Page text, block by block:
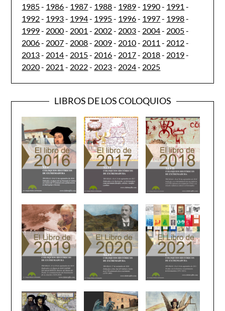
1985- 1986- 1987- 1988- 1989- 1990- 1991 -
1992- 1993- 1994- 1995- 1996- 1997- 1998-
1999- 2000- 2001 - 2002- 2003- 2004- 2005-
2006- 2007- 2008- 2009- 2010- 2011 - 2012-
2013- 2014- 2015- 2016- 2017- 2018- 2019-
2020- 2021 - 2022- 2023- 2024- 2025
LIBROS DE LOS COLOQUIOS